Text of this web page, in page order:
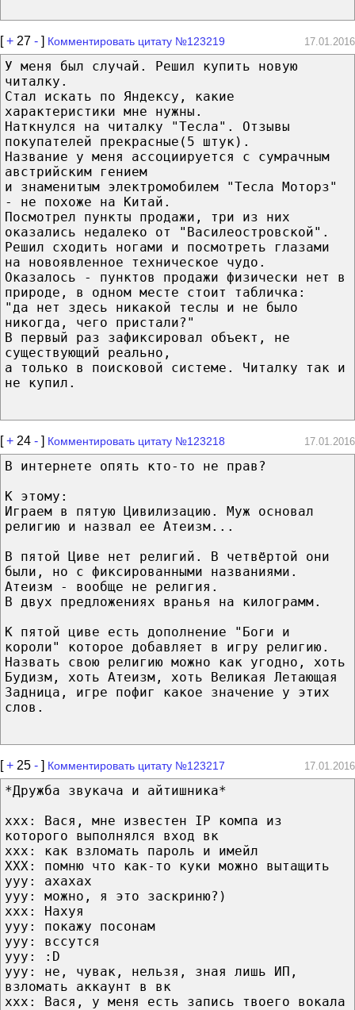
[+ 27 - ] Комментировать цитату №123219 17.01.2016
У меня был случай. Решил купить новую
читалку.
Стал искать по Яндексу, какие
характеристики мне нужны.
Наткнулся на читалку "Тесла". Отзывы
покупателей прекрасные(5 штук).
Название у меня ассоциируется с сумрачным
австрийским гением
и знаменитым электромобилем "Тесла Моторз"
- не похоже на Китай.
Посмотрел пункты продажи, три из них
оказались недалеко от "Василеостровской".
Решил сходить ногами и посмотреть глазами
на новоявленное техническое чудо.
Оказалось - пунктов продажи физически нет в
природе, в одном месте стоит табличка:
"да нет здесь никакой теслы и не было
никогда, чего пристали?"
В первый раз зафиксировал объект, не
существующий реально,
а только в поисковой системе. Читалку так и
не купил.
[+ 24 - ] Комментировать цитату №123218 17.01.2016
В интернете опять кто-то не прав?
К этому:
Играем в пятую Цивилизацию. Муж основал
религию и назвал ее Атеизм...
В пятой Циве нет религий. В четвёртой они
были, но с фиксированными названиями.
Атеизм - вообще не религия.
В двух предложениях вранья на килограмм.
К пятой циве есть дополнение "Боги и
короли" которое добавляет в игру религию.
Назвать свою религию можно как угодно, хоть
Будизм, хоть Атеизм, хоть Великая Летающая
Задница, игре пофиг какое значение у этих
слов.
[+ 25 - ] Комментировать цитату №123217 17.01.2016
*Дружба звукача и айтишника*
ххх: Вася, мне известен IP компа из
которого выполнялся вход вк
ххх: как взломать пароль и имейл
ХХХ: помню что как-то куки можно вытащить
ууу: ахахах
ууу: можно, я это заскриню?)
ххх: Нахуя
ууу: покажу посонам
ууу: вссутся
yyy: :D
ууу: не, чувак, нельзя, зная лишь ИП,
взломать аккаунт в вк
ххх: Вася, у меня есть запись твоего вокала